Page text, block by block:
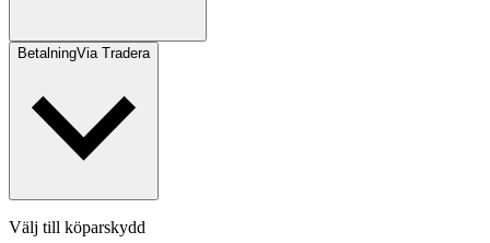
BetalningVia Tradera
Välj till köparskydd